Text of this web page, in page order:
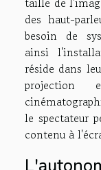
des haut-
besoin de
ainsi
réside dans
projection
le spectateur
contenu à